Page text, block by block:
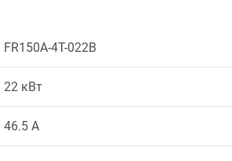
FR150A-4T-022B
22 кВт
46.5 А